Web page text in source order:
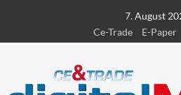
content
7. August
Ce-Trade
E-Paper